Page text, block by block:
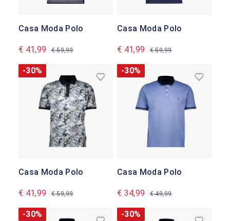
Casa Moda Polo
€ 41,99 € 59,99
Casa Moda Polo
€ 41,99 € 59,99
-30%
Casa Moda Polo
€ 41,99 € 59,99
-30%
Casa Moda Polo
€ 34,99 € 49,99
-30% -30%